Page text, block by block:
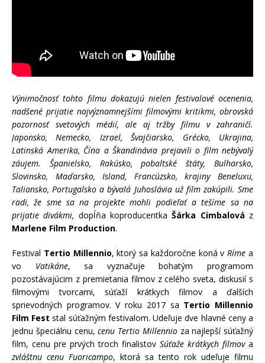
Výnimočnosť tohto filmu dokazujú nielen festivalové ocenenia,
nadšené prijatie najvýznamnejšími filmovými kritikmi, obrovská
pozornosť svetových médií, ale aj tržby filmu v zahraničí.
Japonsko, Nemecko, Izrael, Švajčiarsko, Grécko, Ukrajina,
Latinská Amerika, Čína a Škandinávia prejavili o film nebývalý
záujem. Španielsko, Rakúsko, pobaltské štáty, Bulharsko,
Slovinsko, Maďarsko, Island, Francúzsko, krajiny Beneluxu,
Taliansko, Portugalsko a bývalá Juhoslávia už film zakúpili. Sme
radi, že sme sa na projekte mohli podieľať a tešíme sa na
prijatie divákmi, dopĺňa koproducentkaŠárka Cimbalová z
Marlene Film Production.
Festival Tertio Millennio, ktorý sa každoročne koná v Ríme a
vo Vatikáne, sa vyznačuje bohatým programom
pozostávajúcim z premietania filmov z celého sveta, diskusií s
filmovými tvorcami, súťaží krátkych filmov a ďalších
sprievodných programov. V roku 2017 sa Tertio Millennio
Film Fest stal súťažným festivalom. Udeľuje dve hlavné ceny a
jednu špeciálnu cenu,cenu Tertio Millennioza najlepší súťažný
film, cenu pre prvých troch finalistov Súťaže krátkych filmova
zvláštnu cenu Fuoricampo, ktorá sa tento rok udeľuje filmu